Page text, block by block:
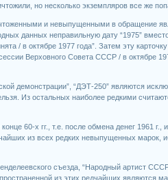
но несколько экземпляров все же
и невыпущенными в обращение
данных неправильную дату “1975”
/ в октябре 1977 года”. Затем эту
Верховного Совета СССР / в октябре
демонстрации”, “ДЭТ-250” являются
Из остальных наиболее редкими
60-х гг., т.е. после обмена денег 1961
из всех редких невыпущенных марок,
съезда, “Народный артист
из этих редчайших являются